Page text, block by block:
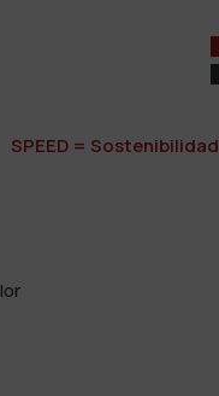
SPEED = Sostenibilidad